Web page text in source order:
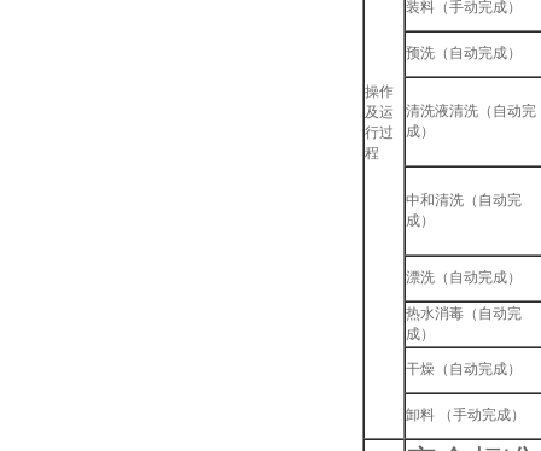
操作
及运
行过
程
装料（手动完成）
预洗（自动完成）
清洗液清洗（自动完
成）
中和清洗（自动完
成）
漂洗（自动完成）
热水消毒（自动完
成）
干燥（自动完成）
卸料 （手动完成）